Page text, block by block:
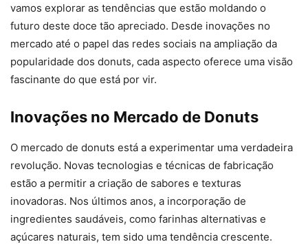
vamos explorar as tendências que estão moldando o
futuro deste doce tão apreciado. Desde inovações no
mercado até o papel das redes sociais na ampliação da
popularidade dos donuts, cada aspecto oferece uma visão
fascinante do que está por vir.
Inovações no Mercado de Donuts
O mercado de donuts está a experimentar uma verdadeira
revolução. Novas tecnologias e técnicas de fabricação
estão a permitir a criação de sabores e texturas
inovadoras. Nos últimos anos, a incorporação de
ingredientes saudáveis, como farinhas alternativas e
açúcares naturais, tem sido uma tendência crescente.